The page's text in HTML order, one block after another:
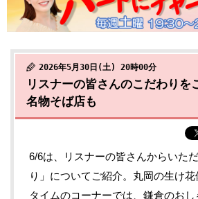
2026年5月30日(土) 20時00分
リスナーの皆さんのこだわりを
名物そば店も
6/6は、リスナーの皆さんからいた
り」についてご紹介。丸岡の生け
タイムのコーナーでは、鎌倉のお